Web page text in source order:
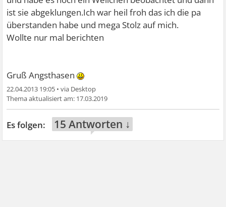
ist sie abgeklungen.Ich war heil froh das ich die pa
überstanden habe und mega Stolz auf mich.
Wollte nur mal berichten
Gruß Angsthasen
22.04.2013 19:05 •
17.03.2019
15 Antworten ↓